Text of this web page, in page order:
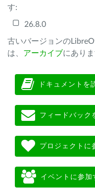
す:
26.8.0
古いバージョンの
は、 アーカイブにあり
ドキュメントを
フィードバック
プロジェクトに
イベントに参加